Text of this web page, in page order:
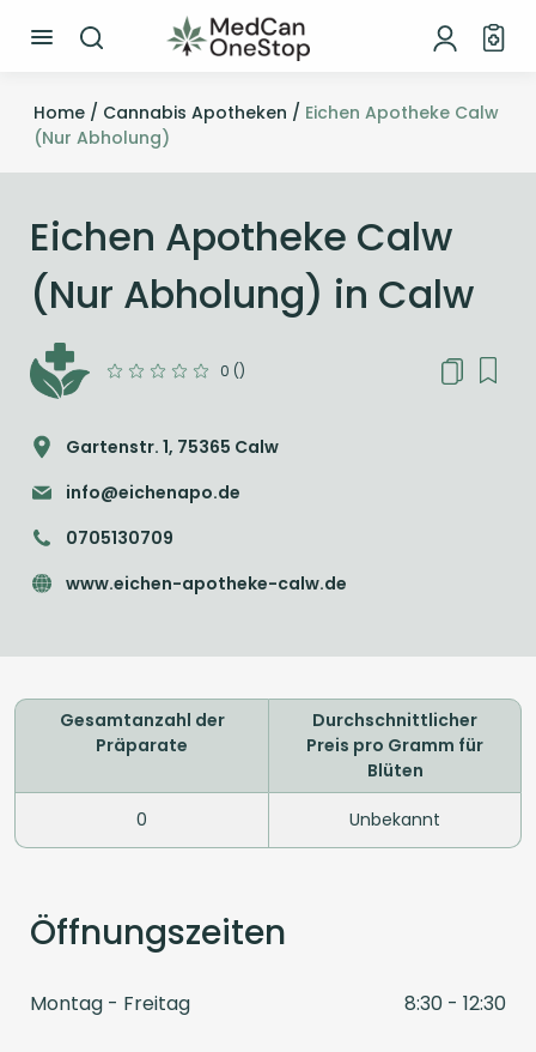
Home / Cannabis Apotheken / Eichen Apotheke Calw
(Nur Abholung)
Eichen Apotheke Calw
(Nur Abholung) in Calw
0 ()
Gartenstr. 1, 75365 Calw
info@eichenapo.de
0705130709
www.eichen-apotheke-calw.de
Gesamtanzahl der
Präparate
0
Durchschnittlicher
Preis pro Gramm für
Blüten
Unbekannt
Öffnungszeiten
Montag - Freitag 8:30 - 12:30